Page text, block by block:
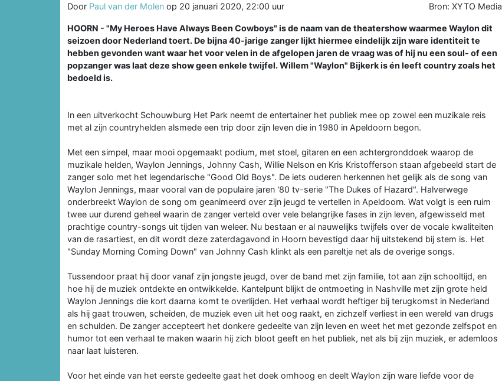
Door Paul van der Molen op 20 januari 2020, 22:00 uur Bron: XYTO Media
HOORN - "My Heroes Have Always Been Cowboys" is de naam van de theatershow waarmee Waylon dit
seizoen door Nederland toert. De bijna 40-jarige zanger lijkt hiermee eindelijk zijn ware identiteit te
hebben gevonden want waar het voor velen in de afgelopen jaren de vraag was of hij nu een soul- of een
popzanger was laat deze show geen enkele twijfel. Willem "Waylon" Bijkerk is én leeft country zoals het
bedoeld is.
In een uitverkocht Schouwburg Het Park neemt de entertainer het publiek mee op zowel een muzikale reis
met al zijn countryhelden alsmede een trip door zijn leven die in 1980 in Apeldoorn begon.
Met een simpel, maar mooi opgemaakt podium, met stoel, gitaren en een achtergronddoek waarop de
muzikale helden, Waylon Jennings, Johnny Cash, Willie Nelson en Kris Kristofferson staan afgebeeld start de
zanger solo met het legendarische "Good Old Boys". De iets ouderen herkennen het gelijk als de song van
Waylon Jennings, maar vooral van de populaire jaren '80 tv-serie "The Dukes of Hazard". Halverwege
onderbreekt Waylon de song om geanimeerd over zijn jeugd te vertellen in Apeldoorn. Wat volgt is een ruim
twee uur durend geheel waarin de zanger verteld over vele belangrijke fases in zijn leven, afgewisseld met
prachtige country-songs uit tijden van weleer. Nu bestaan er al nauwelijks twijfels over de vocale kwaliteiten
van de rasartiest, en dit wordt deze zaterdagavond in Hoorn bevestigd daar hij uitstekend bij stem is. Het
"Sunday Morning Coming Down" van Johnny Cash klinkt als een pareltje net als de overige songs.
Tussendoor praat hij door vanaf zijn jongste jeugd, over de band met zijn familie, tot aan zijn schooltijd, en
hoe hij de muziek ontdekte en ontwikkelde. Kantelpunt blijkt de ontmoeting in Nashville met zijn grote held
Waylon Jennings die kort daarna komt te overlijden. Het verhaal wordt heftiger bij terugkomst in Nederland
als hij gaat trouwen, scheiden, de muziek even uit het oog raakt, en zichzelf verliest in een wereld van drugs
en schulden. De zanger accepteert het donkere gedeelte van zijn leven en weet het met gezonde zelfspot en
humor tot een verhaal te maken waarin hij zich bloot geeft en het publiek, net als bij zijn muziek, er ademloos
naar laat luisteren.
Voor het einde van het eerste gedeelte gaat het doek omhoog en deelt Waylon zijn ware liefde voor de